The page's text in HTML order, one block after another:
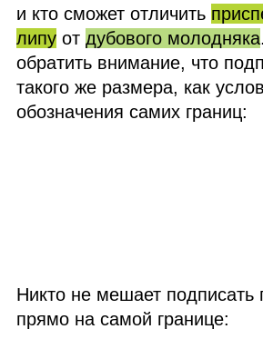
и кто сможет отличить
липу отдубового молодняка
обратить внимание, что
такого же размера, как
обозначения самих границ:
Никто не мешает подписать
прямо на самой границе: